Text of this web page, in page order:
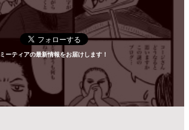
ミーティアの最新情報をお届けします！